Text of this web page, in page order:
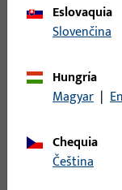
Dibujo de
PDF (1MB)
plano de montaje
PDF (2MB)
Eslovaquia
Slovenčina
Hungría
Magyar |
Chequia
čeština